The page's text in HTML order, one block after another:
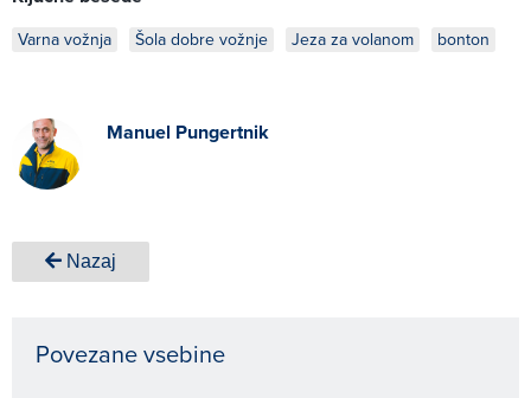
Varna vožnja Šola dobre vožnje Jeza za volanom bonton
Manuel Pungertnik
Nazaj
Povezane vsebine